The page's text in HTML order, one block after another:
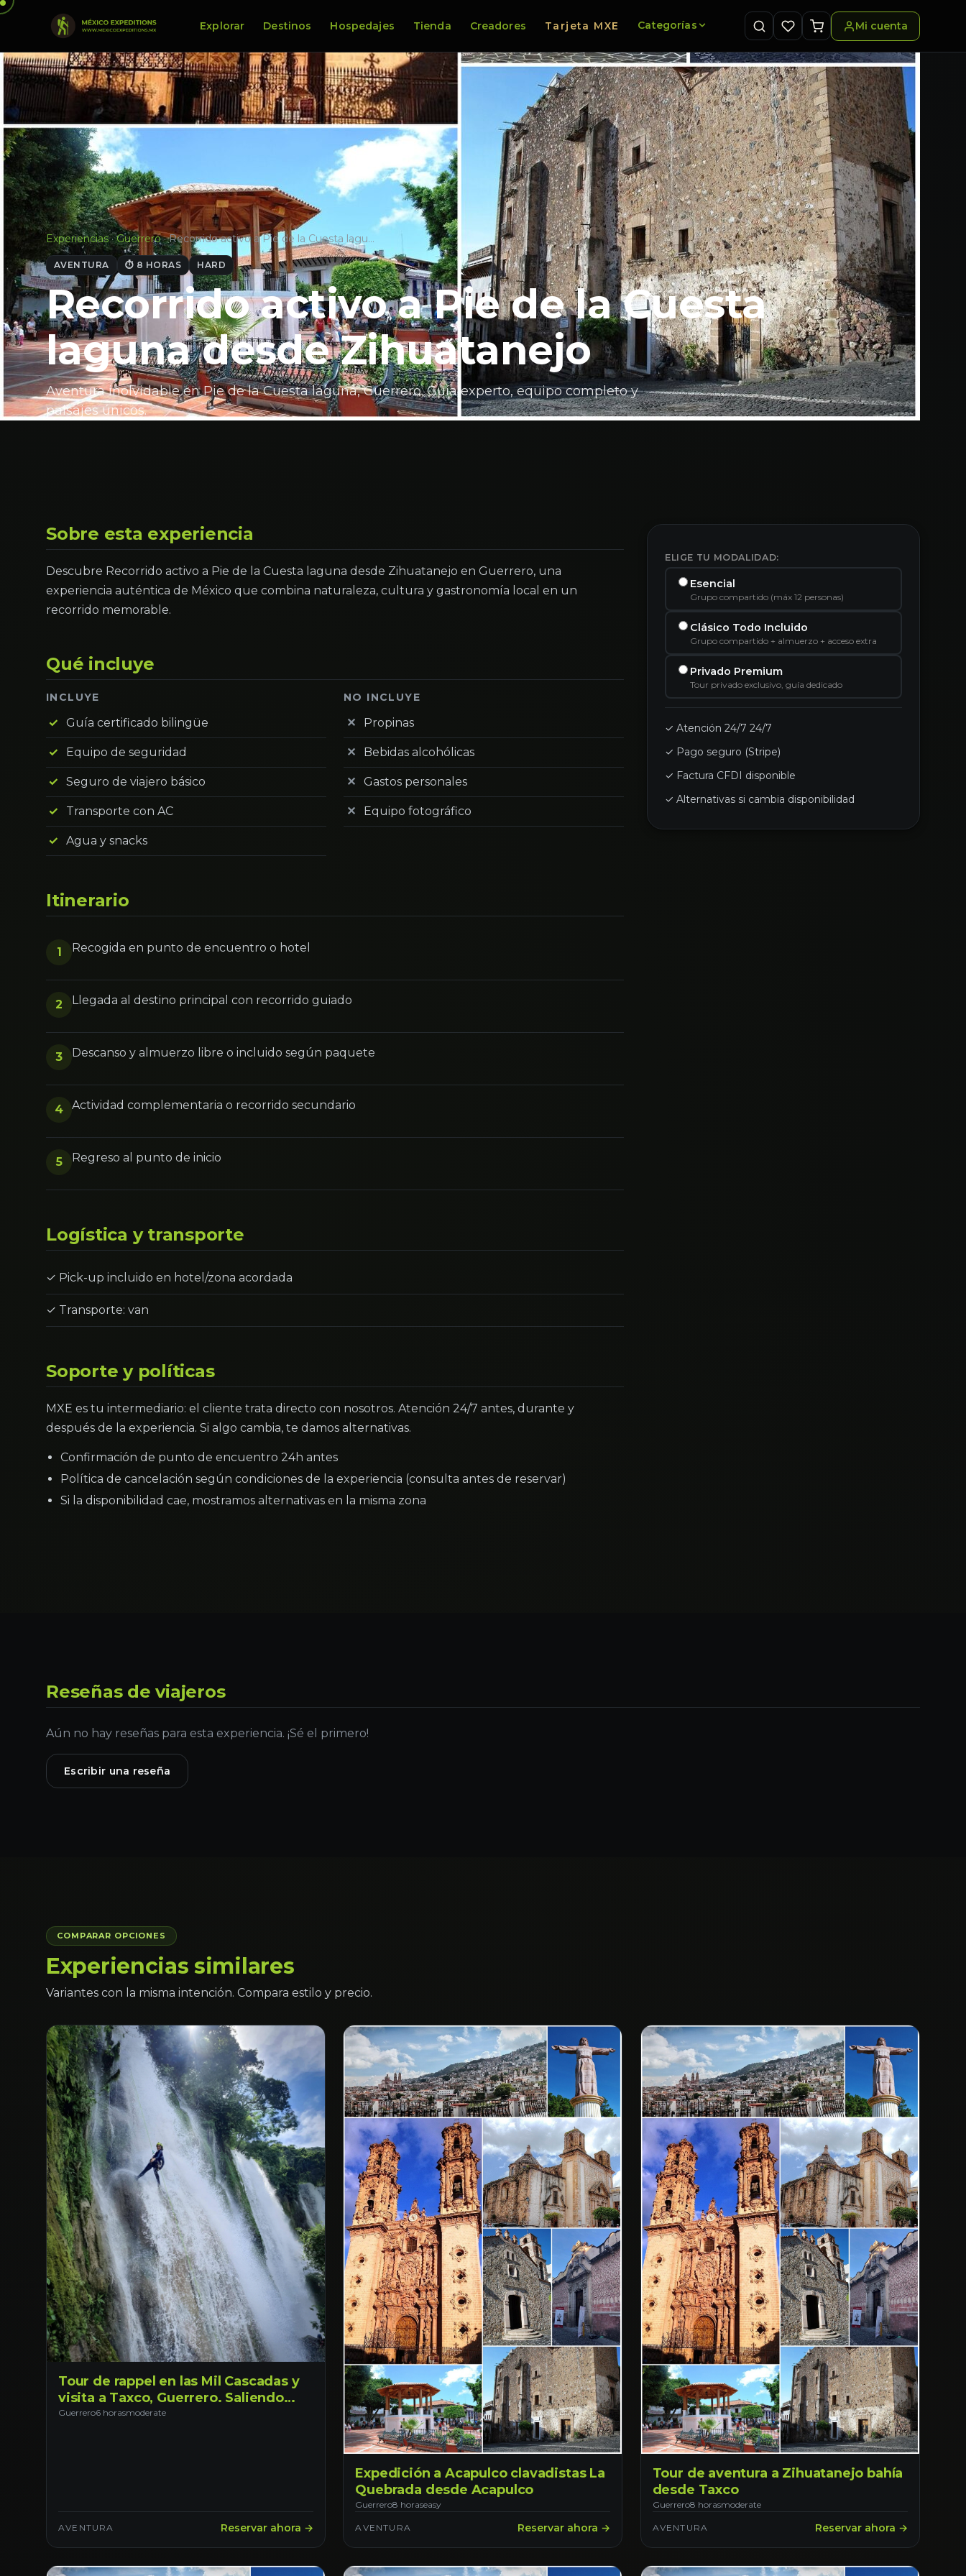
Explorar Destinos Hospedajes Tienda Creadores Tarjeta MXE Categorías Mi cuenta
Experiencias · Guerrero · Recorrido activo a Pie de la Cuesta lagu…
AVENTURA ⏱ 8 HORAS HARD
Recorrido activo a Pie de la Cuesta
laguna desde Zihuatanejo
Aventura inolvidable en Pie de la Cuesta laguna, Guerrero. Guía experto, equipo completo y
paisajes únicos.
Sobre esta experiencia
Descubre Recorrido activo a Pie de la Cuesta laguna desde Zihuatanejo en Guerrero, una
experiencia auténtica de México que combina naturaleza, cultura y gastronomía local en un
recorrido memorable.
Qué incluye
INCLUYE
Guía certificado bilingüe
Equipo de seguridad
Seguro de viajero básico
Transporte con AC
Agua y snacks
NO INCLUYE
Propinas
Bebidas alcohólicas
Gastos personales
Equipo fotográfico
Itinerario
1 Recogida en punto de encuentro o hotel
2 Llegada al destino principal con recorrido guiado
3 Descanso y almuerzo libre o incluido según paquete
4 Actividad complementaria o recorrido secundario
5 Regreso al punto de inicio
Logística y transporte
✓ Pick-up incluido en hotel/zona acordada
✓ Transporte: van
Soporte y políticas
MXE es tu intermediario: el cliente trata directo con nosotros. Atención 24/7 antes, durante y
después de la experiencia. Si algo cambia, te damos alternativas.
Confirmación de punto de encuentro 24h antes
Política de cancelación según condiciones de la experiencia (consulta antes de reservar)
Si la disponibilidad cae, mostramos alternativas en la misma zona
ELIGE TU MODALIDAD:
Esencial
Grupo compartido (máx 12 personas)
Clásico Todo Incluido
Grupo compartido + almuerzo + acceso extra
Privado Premium
Tour privado exclusivo, guía dedicado
✓ Atención 24/7 24/7
✓ Pago seguro (Stripe)
✓ Factura CFDI disponible
✓ Alternativas si cambia disponibilidad
Reseñas de viajeros
Aún no hay reseñas para esta experiencia. ¡Sé el primero!
Escribir una reseña
COMPARAR OPCIONES
Experiencias similares
Variantes con la misma intención. Compara estilo y precio.
Tour de rappel en las Mil Cascadas y
visita a Taxco, Guerrero. Saliendo
desde Ciudad de México.
Guerrero6 horasmoderate
AVENTURA Reservar ahora →
Expedición a Acapulco clavadistas La
Quebrada desde Acapulco
Guerrero8 horaseasy
AVENTURA Reservar ahora →
Tour de aventura a Zihuatanejo bahía
desde Taxco
Guerrero8 horasmoderate
AVENTURA Reservar ahora →